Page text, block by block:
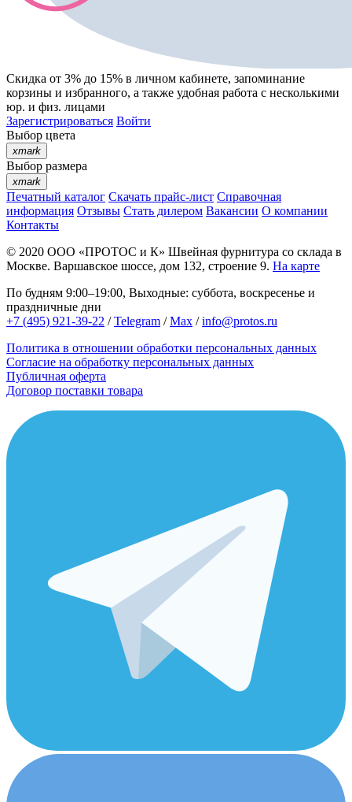
Скидка от 3% до 15% в личном кабинете, запоминание
корзины и избранного, а также удобная работа с несколькими
юр. и физ. лицами
Зарегистрироваться Войти
Выбор цвета
xmark
Выбор размера
xmark
Печатный каталог Скачать прайс-лист Справочная
информация Отзывы Стать дилером Вакансии О компании
Контакты
© 2020 ООО «ПРОТОС и К» Швейная фурнитура со склада в
Москве. Варшавское шоссе, дом 132, строение 9. На карте
По будням 9:00–19:00, Выходные: суббота, воскресенье и
праздничные дни
+7 (495) 921-39-22 /Telegram /Max /info@protos.ru
Политика в отношении обработки персональных данных
Согласие на обработку персональных данных
Публичная оферта
Договор поставки товара